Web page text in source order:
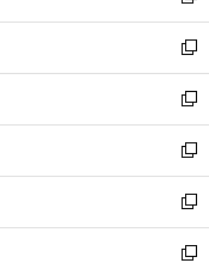
開
く
ウ
で
開
く
ン
ド
ウ
で
開
く
ウ
ィ
ン
ド
ウ
で
開
く
し
い
ウ
ィ
ン
ド
ウ
で
開
く
新
し
い
ウ
ィ
ン
ド
ウ
で
新
し
い
ウ
ィ
ン
ド
新
し
い
ウ
ィ
新
し
い
新